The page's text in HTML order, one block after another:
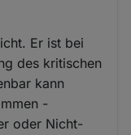
Er ist bei
des kritischen
kann
-
oder Nicht-